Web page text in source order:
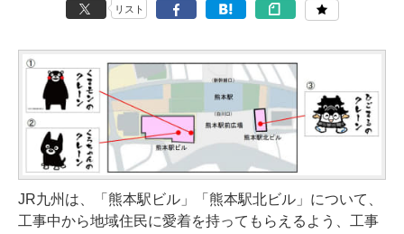
リスト
JR九州は、「熊本駅ビル」「熊本駅北ビル」について、
工事中から地域住民に愛着を持ってもらえるよう、工事